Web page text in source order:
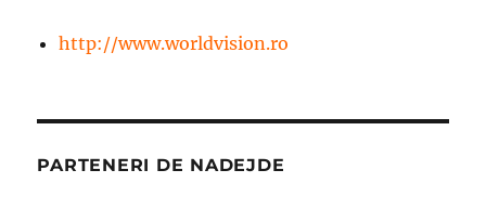
http://www.worldvision.ro
PARTENERI DE NADEJDE